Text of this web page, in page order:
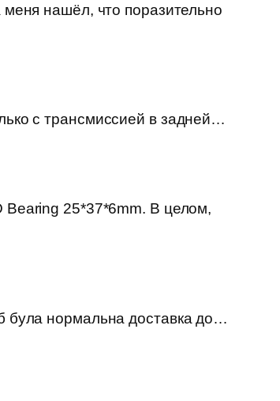
нашёл, что поразительно
с трансмиссией в задней…
Bearing 25*37*6mm. В целом,
була нормальна доставка до…